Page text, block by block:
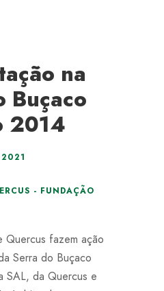
na
Buçaco
2014
- FUNDAÇÃO
Quercus fazem ação
Serra do Buçaco
SAL, da Quercus e